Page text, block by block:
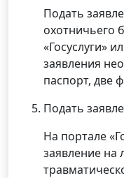
Подать
охотничьего
«Госуслуги»
заявления
паспорт, две
Подать
На портале
заявление на